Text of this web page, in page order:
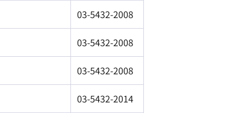
03-5432-2008
03-5432-2008
03-5432-2008
03-5432-2014